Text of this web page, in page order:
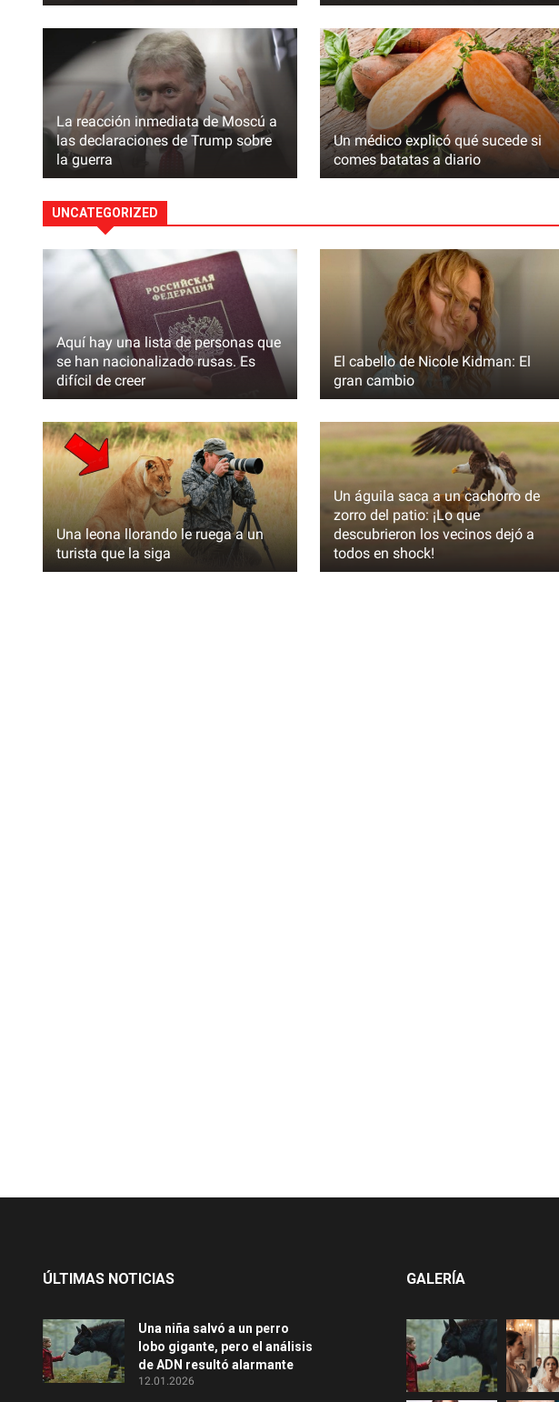
Putin y Xi olvidaron apagar el micrófono, lo que
permitió a los periodistas escuchar su
conversación
PRINCIPALES
amante. El Kremlin paga a la familia de la joven
para que mantenga el secreto
PRINCIPALES
La reacción inmediata de Moscú a
las declaraciones de Trump sobre
la guerra
Un médico explicó qué sucede si
comes batatas a diario
UNCATEGORIZED
Aquí hay una lista de personas que
se han nacionalizado rusas. Es
difícil de creer
El cabello de Nicole Kidman: El
gran cambio
Una leona llorando le ruega a un
turista que la siga
Un águila saca a un cachorro de
zorro del patio: ¡Lo que
descubrieron los vecinos dejó a
todos en shock!
ÚLTIMAS NOTICIAS
Una niña salvó a un perro
lobo gigante, pero el análisis
de ADN resultó alarmante
12.01.2026
GALERÍA